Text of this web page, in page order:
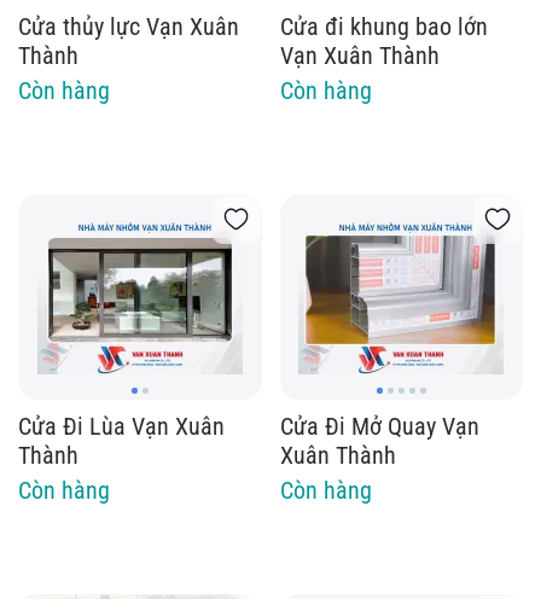
Cửa thủy lực Vạn Xuân
Thành
Còn hàng
Cửa đi khung bao lớn
Vạn Xuân Thành
Còn hàng
Cửa Đi Lùa Vạn Xuân
Thành
Còn hàng
Cửa Đi Mở Quay Vạn
Xuân Thành
Còn hàng